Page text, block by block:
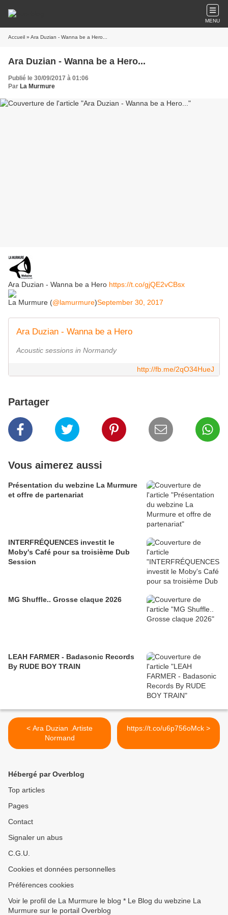
MENU
Accueil » Ara Duzian - Wanna be a Hero...
Ara Duzian - Wanna be a Hero...
Publié le 30/09/2017 à 01:06
Par La Murmure
Ara Duzian - Wanna be a Hero https://t.co/gjQE2vCBsx
La Murmure (@lamurmure)September 30, 2017
Ara Duzian - Wanna be a Hero
Acoustic sessions in Normandy
http://fb.me/2qO34HueJ
Partager
Vous aimerez aussi
Présentation du webzine La Murmure
et offre de partenariat
INTERFRÉQUENCES investit le
Moby's Café pour sa troisième Dub
Session
MG Shuffle.. Grosse claque 2026
LEAH FARMER - Badasonic Records
By RUDE BOY TRAIN
< Ara Duzian .Artiste
Normand
https://t.co/u6p756oMck >
Hébergé par Overblog
Top articles
Pages
Contact
Signaler un abus
C.G.U.
Cookies et données personnelles
Préférences cookies
Voir le profil de La Murmure le blog * Le Blog du webzine La
Murmure sur le portail Overblog